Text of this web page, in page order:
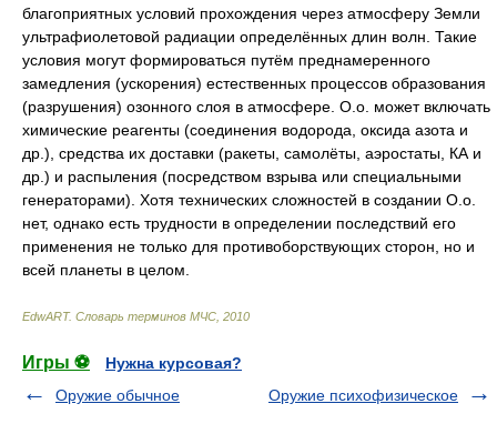
благоприятных условий прохождения через атмосферу Земли
ультрафиолетовой радиации определённых длин волн. Такие
условия могут формироваться путём преднамеренного
замедления (ускорения) естественных процессов образования
(разрушения) озонного слоя в атмосфере. О.о. может включать
химические реагенты (соединения водорода, оксида азота и
др.), средства их доставки (ракеты, самолёты, аэростаты, КА и
др.) и распыления (посредством взрыва или специальными
генераторами). Хотя технических сложностей в создании О.о.
нет, однако есть трудности в определении последствий его
применения не только для противоборствующих сторон, но и
всей планеты в целом.
EdwART. Словарь терминов МЧС 2010
Игры ⚽
Нужна курсовая?
Оружие обычное
Оружие психофизическое